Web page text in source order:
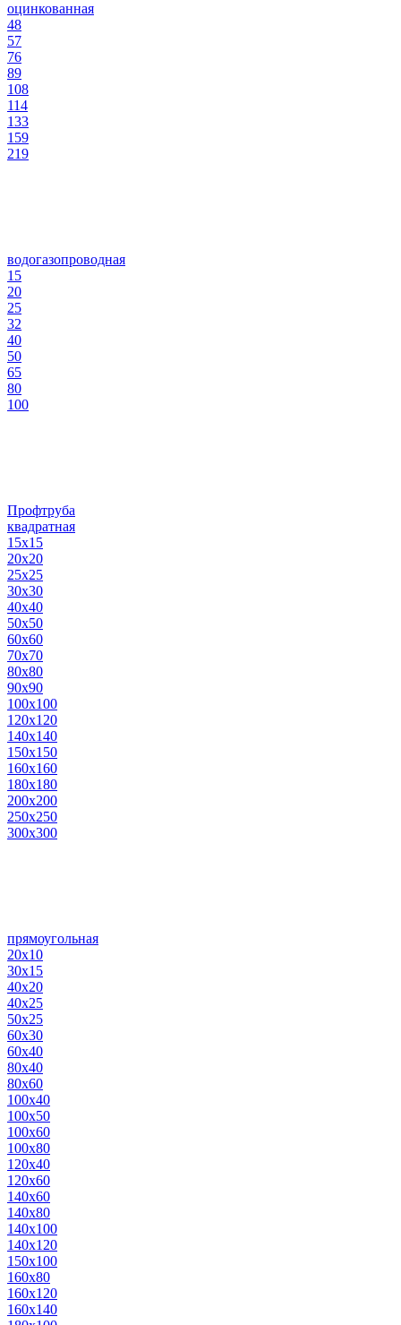
оцинкованная
48
57
76
89
108
114
133
159
219
водогазопроводная
15
20
25
32
40
50
65
80
100
Профтруба
квадратная
15х15
20х20
25х25
30х30
40х40
50х50
60х60
70х70
80х80
90х90
100х100
120х120
140х140
150х150
160х160
180х180
200х200
250х250
300х300
прямоугольная
20х10
30х15
40х20
40х25
50х25
60х30
60х40
80х40
80х60
100х40
100х50
100х60
100х80
120х40
120х60
140х60
140х80
140х100
140х120
150х100
160х80
160х120
160х140